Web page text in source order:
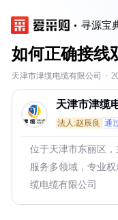
寻源宝
如何正确接线
天津市津缆电缆有限公司 ·
天津市津缆
法人:赵辰良 通
位于天津市东丽区，
服务多领域，专业
缆电缆有限公司